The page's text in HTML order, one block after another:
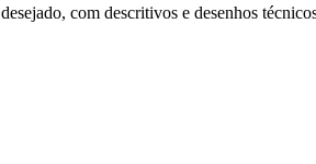
com descritivos e desenhos